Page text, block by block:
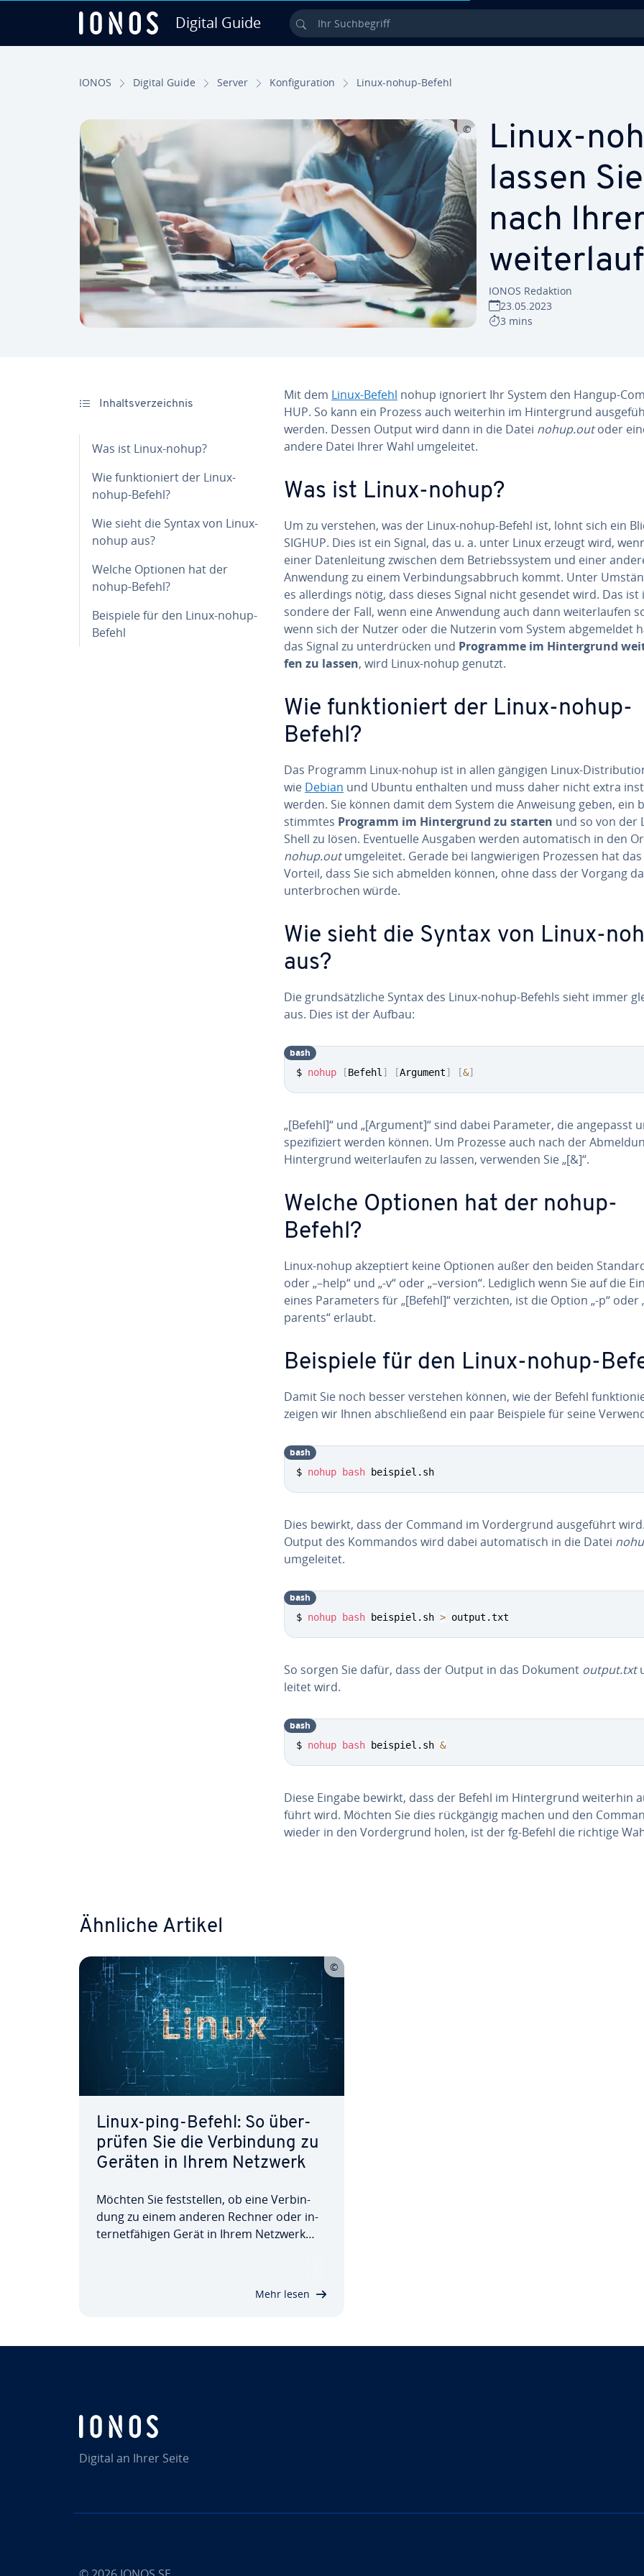
Digital Guide Ihr Such­be­griff
IONOS Digital Guide Server Kon­fi­gu­ra­ti­on Linux-nohup-Befehl
Linux-
lassen
nach
IONOS Redaktion
23.05.2023
3 mins
In­halts­ver­zeich­nis
Was ist Linux-nohup?
Wie funk­tio­niert der Linux-
nohup-Befehl?
Wie sieht die Syntax von Linux-
nohup aus?
Welche Optionen hat der
nohup-Befehl?
Beispiele für den Linux-nohup-
Befehl
Mit dem Linux-Befehl nohup ignoriert Ihr System den Hangup-
HUP. So kann ein Prozess auch weiterhin im Hin­ter­grund
werden. Dessen Output wird dann in die Datei nohup.outoder
andere Datei Ihrer Wahl um­ge­lei­tet.
Was ist Linux-nohup?
Um zu verstehen, was der Linux-nohup-Befehl ist, lohnt sich ein
SIGHUP. Dies ist ein Signal, das u. a. unter Linux erzeugt wird,
einer Da­ten­lei­tung zwischen dem Be­triebs­sys­tem und einer
Anwendung zu einem Ver­bin­dungs­ab­bruch kommt. Unter
es al­ler­dings nötig, dass dieses Signal nicht gesendet wird. Das
son­de­re der Fall, wenn eine Anwendung auch dann wei­ter­lau­fen
wenn sich der Nutzer oder die Nutzerin vom System ab­ge­mel­det
das Signal zu un­ter­drü­cken und Programme im Hin­ter­grund
fen zu lassen, wird Linux-nohup genutzt.
Wie funk­tio­niert der Linux-nohup-
Befehl?
Das Programm Linux-nohup ist in allen gängigen Linux-
wie Debian und Ubuntu enthalten und muss daher nicht extra
werden. Sie können damit dem System die Anweisung geben, ein
stimm­tes Programm im Hin­ter­grund zu starten und so von der
Shell zu lösen. Even­tu­el­le Ausgaben werden au­to­ma­tisch in den
nohup.outum­ge­lei­tet. Gerade bei lang­wie­ri­gen Prozessen hat
Vorteil, dass Sie sich abmelden können, ohne dass der Vorgang
un­ter­bro­chen würde.
Wie sieht die Syntax von Linux-
aus?
Die grund­sätz­li­che Syntax des Linux-nohup-Befehls sieht immer
aus. Dies ist der Aufbau:
$ nohup [Befehl ] [Argument] [&]
bash
„[Befehl]“ und „[Argument]“ sind dabei Parameter, die angepasst
spe­zi­fi­ziert werden können. Um Prozesse auch nach der
Hin­ter­grund wei­ter­lau­fen zu lassen, verwenden Sie „[&]“.
Welche Optionen hat der nohup-
Befehl?
Linux-nohup ak­zep­tiert keine Optionen außer den beiden
oder „–help“ und „-v“ oder „–version“. Lediglich wenn Sie auf die
eines Pa­ra­me­ters für „[Befehl]“ ver­zich­ten, ist die Option „-p“ oder
parents“ erlaubt.
Beispiele für den Linux-nohup-
Damit Sie noch besser verstehen können, wie der Befehl
zeigen wir Ihnen ab­schlie­ßend ein paar Beispiele für seine
$ nohup bash beispiel.sh
bash
Dies bewirkt, dass der Command im Vor­der­grund aus­ge­führt
Output des Kommandos wird dabei au­to­ma­tisch in die Datei
um­ge­lei­tet.
$ nohup bash beispiel.sh > output.txt
bash
So sorgen Sie dafür, dass der Output in das Dokument output.txt
lei­tet wird.
$ nohup bash beispiel.sh &
bash
Diese Eingabe bewirkt, dass der Befehl im Hin­ter­grund weiterhin
führt wird. Möchten Sie dies rück­gän­gig machen und den
wieder in den Vor­der­grund holen, ist der fg-Befehl die richtige
Ähnliche Artikel
Linux-ping-Befehl: So über­
prü­fen Sie die Ver­bin­dung zu
Geräten in Ihrem Netzwerk
Möchten Sie fest­stel­len, ob eine Ver­bin­
dung zu einem anderen Rechner oder in­
ter­net­fä­hi­gen Gerät in Ihrem Netzwerk
Antwort. Hier erfahren Sie, wie der…
Mehr lesen
Digital an Ihrer Seite